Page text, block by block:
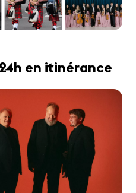
en itinérance